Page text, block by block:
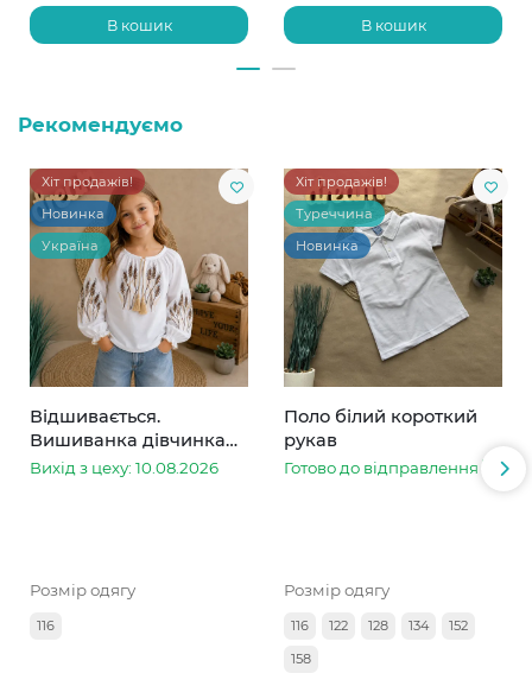
В кошик В кошик
Рекомендуємо
Хіт продажів!
Новинка
Україна
Відшивається.
Вишиванка дівчинка
колоски
Вихід з цеху: 10.08.2026
Розмір одягу
116
Хіт продажів!
Туреччина
Новинка
Поло білий короткий
рукав
Готово до відправлення
Розмір одягу
116 122 128 134
152
158